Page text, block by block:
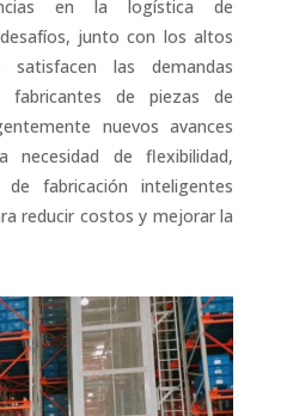
en la logística de
junto con los altos
las demandas
de piezas de
nuevos avances
de flexibilidad,
fabricación inteligentes
reducir costos y mejorar la